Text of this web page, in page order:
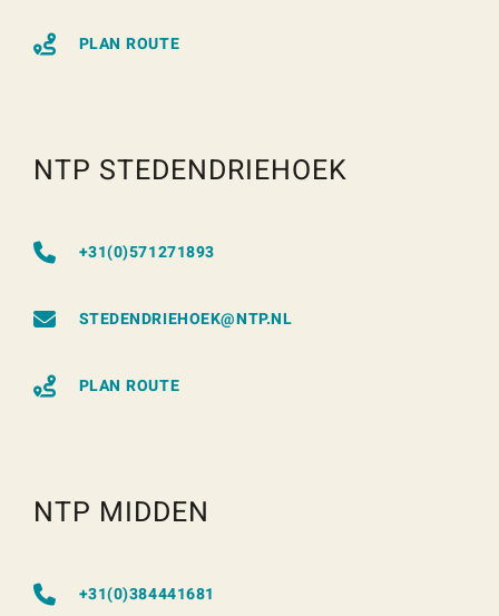
PLAN ROUTE
NTP STEDENDRIEHOEK
+31(0)571271893
STEDENDRIEHOEK@NTP.NL
PLAN ROUTE
NTP MIDDEN
+31(0)384441681